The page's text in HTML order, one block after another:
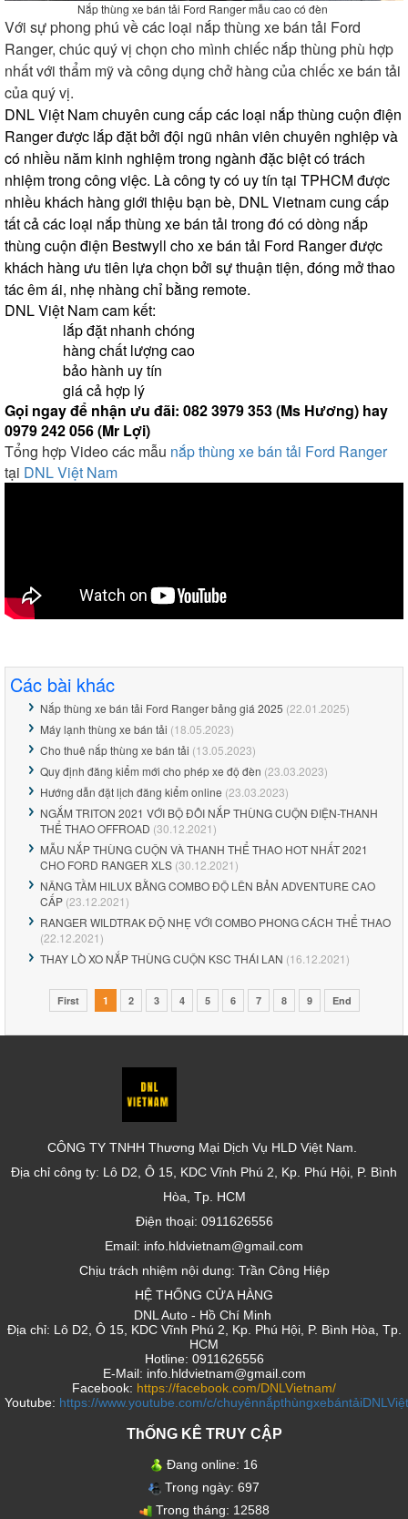
Nắp thùng xe bán tải Ford Ranger mẫu cao có đèn
Với sự phong phú về các loại nắp thùng xe bán tải Ford
Ranger, chúc quý vị chọn cho mình chiếc nắp thùng phù hợp
nhất với thẩm mỹ và công dụng chở hàng của chiếc xe bán tải
của quý vị.
DNL Việt Nam chuyên cung cấp các loại nắp thùng cuộn điện
Ranger được lắp đặt bởi đội ngũ nhân viên chuyên nghiệp và
có nhiều năm kinh nghiệm trong ngành đặc biệt có trách
nhiệm trong công việc. Là công ty có uy tín tại TPHCM được
nhiều khách hàng giới thiệu bạn bè, DNL Vietnam cung cấp
tất cả các loại nắp thùng xe bán tải trong đó có dòng nắp
thùng cuộn điện Bestwyll cho xe bán tải Ford Ranger được
khách hàng ưu tiên lựa chọn bởi sự thuận tiện, đóng mở thao
tác êm ái, nhẹ nhàng chỉ bằng remote.
DNL Việt Nam cam kết:
lắp đặt nhanh chóng
hàng chất lượng cao
bảo hành uy tín
giá cả hợp lý
Gọi ngay để nhận ưu đãi: 082 3979 353 (Ms Hương) hay
0979 242 056 (Mr Lợi)
Tổng hợp Video các mẫu nắp thùng xe bán tải Ford Ranger
tại DNL Việt Nam
Các bài khác
Nắp thùng xe bán tải Ford Ranger bảng giá 2025 (22.01.2025)
Máy lạnh thùng xe bán tải (18.05.2023)
Cho thuê nắp thùng xe bán tải (13.05.2023)
Quy định đăng kiểm mới cho phép xe độ đèn (23.03.2023)
Hướng dẫn đặt lịch đăng kiểm online (23.03.2023)
NGẮM TRITON 2021 VỚI BỘ ĐÔI NẮP THÙNG CUỘN ĐIỆN-THANH
THỂ THAO OFFROAD (30.12.2021)
MẪU NẮP THÙNG CUỘN VÀ THANH THỂ THAO HOT NHẤT 2021
CHO FORD RANGER XLS (30.12.2021)
NÂNG TẦM HILUX BẰNG COMBO ĐỘ LÊN BẢN ADVENTURE CAO
CẤP (23.12.2021)
RANGER WILDTRAK ĐỘ NHẸ VỚI COMBO PHONG CÁCH THỂ THAO
(22.12.2021)
THAY LÒ XO NẮP THÙNG CUỘN KSC THÁI LAN (16.12.2021)
First 1 2 3 4 5 6 7 8 9 End
CÔNG TY TNHH Thương Mại Dịch Vụ HLD Việt Nam.
Địa chỉ công ty: Lô D2, Ô 15, KDC Vĩnh Phú 2, Kp. Phú Hội, P. Bình
Hòa, Tp. HCM
Điện thoại: 0911626556
Email: info.hldvietnam@gmail.com
Chịu trách nhiệm nội dung: Trần Công Hiệp
HỆ THỐNG CỬA HÀNG
DNL Auto - Hồ Chí Minh
Địa chỉ: Lô D2, Ô 15, KDC Vĩnh Phú 2, Kp. Phú Hội, P. Bình Hòa, Tp.
HCM
Hotline: 0911626556
E-Mail: info.hldvietnam@gmail.com
Facebook: https://facebook.com/DNLVietnam/
Youtube: https://www.youtube.com/c/
ThỐNG KÊ TRUY CẬP
Đang online: 16
Trong ngày: 697
Trong tháng: 12588